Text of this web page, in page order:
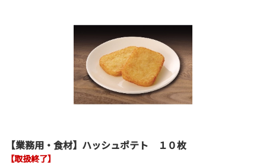
【業務用・食材】ハッシュポテト １０枚
【取扱終了】